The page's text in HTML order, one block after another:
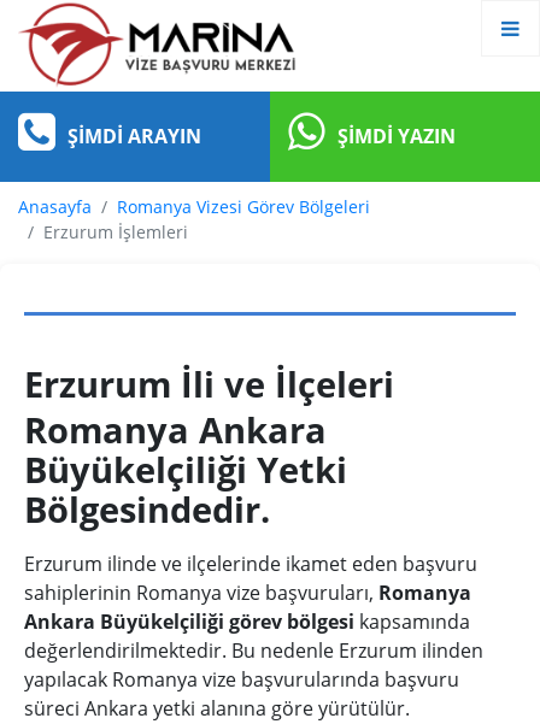
ŞIMDI ARAYIN ŞIMDI YAZIN
Anasayfa
Romanya Vizesi Görev Bölgeleri
Erzurum İşlemleri
Erzurum İli ve İlçeleri
Romanya Ankara
Büyükelçiliği Yetki
Bölgesindedir.
Erzurum ilinde ve ilçelerinde ikamet eden başvuru
sahiplerinin Romanya vize başvuruları, Romanya
Ankara Büyükelçiliği görev bölgesi kapsamında
değerlendirilmektedir. Bu nedenle Erzurum ilinden
yapılacak Romanya vize başvurularında başvuru
süreci Ankara yetki alanına göre yürütülür.